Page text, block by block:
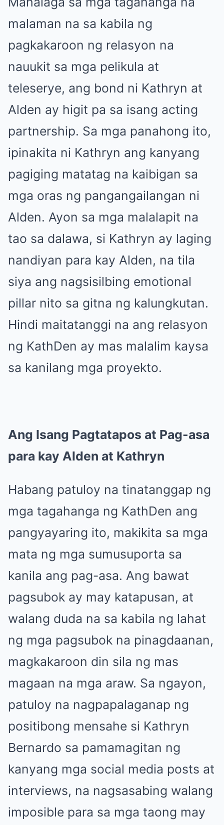
malaman na sa kabila ng
pagkakaroon ng relasyon na
nauukit sa mga pelikula at
teleserye, ang bond ni Kathryn at
Alden ay higit pa sa isang acting
partnership. Sa mga panahong ito,
ipinakita ni Kathryn ang kanyang
pagiging matatag na kaibigan sa
mga oras ng pangangailangan ni
Alden. Ayon sa mga malalapit na
tao sa dalawa, si Kathryn ay laging
nandiyan para kay Alden, na tila
siya ang nagsisilbing emotional
pillar nito sa gitna ng kalungkutan.
Hindi maitatanggi na ang relasyon
ng KathDen ay mas malalim kaysa
sa kanilang mga proyekto.
Ang Isang Pagtatapos at Pag-asa
para kay Alden at Kathryn
Habang patuloy na tinatanggap ng
mga tagahanga ng KathDen ang
pangyayaring ito, makikita sa mga
mata ng mga sumusuporta sa
kanila ang pag-asa. Ang bawat
pagsubok ay may katapusan, at
walang duda na sa kabila ng lahat
ng mga pagsubok na pinagdaanan,
magkakaroon din sila ng mas
magaan na mga araw. Sa ngayon,
patuloy na nagpapalaganap ng
positibong mensahe si Kathryn
Bernardo sa pamamagitan ng
kanyang mga social media posts at
interviews, na nagsasabing walang
imposible para sa mga taong may